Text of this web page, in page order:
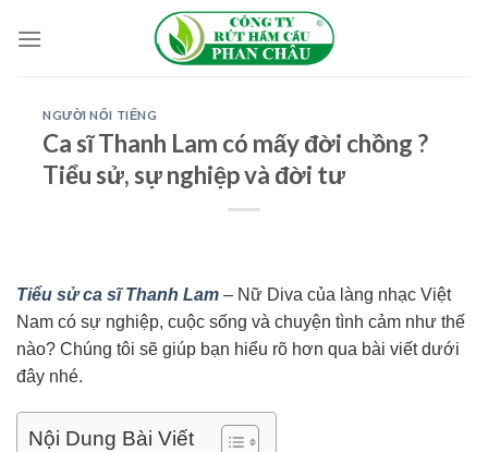
NGƯỜI NỔI TIẾNG
Ca sĩ Thanh Lam có mấy đời chồng ?
Tiểu sử, sự nghiệp và đời tư
Tiểu sử ca sĩ Thanh Lam – Nữ Diva của làng nhạc Việt
Nam có sự nghiệp, cuộc sống và chuyện tình cảm như thế
nào? Chúng tôi sẽ giúp bạn hiểu rõ hơn qua bài viết dưới
đây nhé.
Nội Dung Bài Viết